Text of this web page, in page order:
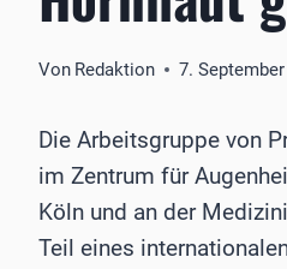
Von Redaktion 7.
Die Arbeitsgruppe von
im Zentrum für
Köln und an der
Teil eines